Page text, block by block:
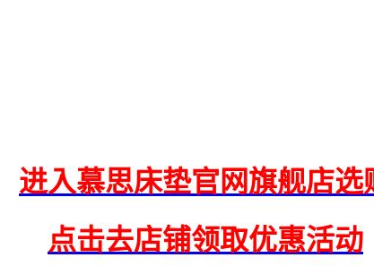
进入慕思床垫官网旗舰店选
点击去店铺领取优惠活动